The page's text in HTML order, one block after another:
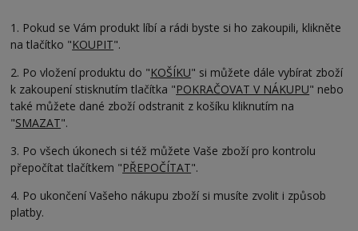
1. Pokud se Vám produkt líbí a rádi byste si ho zakoupili, klikněte
na tlačítko "KOUPIT".
2. Po vložení produktu do "KOŠÍKU" si můžete dále vybírat zboží
k zakoupení stisknutím tlačítka "POKRAČOVAT V NÁKUPU" nebo
také můžete dané zboží odstranit z košíku kliknutím na
"SMAZAT".
3. Po všech úkonech si též můžete Vaše zboží pro kontrolu
přepočítat tlačítkem "PŘEPOČÍTAT".
4. Po ukončení Vašeho nákupu zboží si musíte zvolit i způsob
platby.